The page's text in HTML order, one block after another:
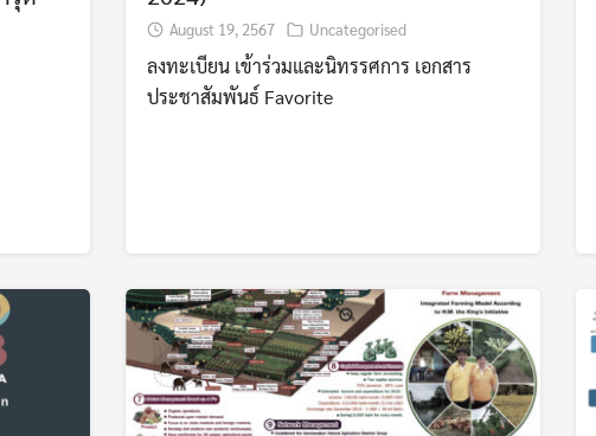
August 19, 2567 Uncategorised
ลงทะเบียน เข้าร่วมและนิทรรศการ เอกสาร
ประชาสัมพันธ์ Favorite